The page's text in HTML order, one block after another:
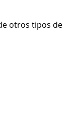
otros tipos de